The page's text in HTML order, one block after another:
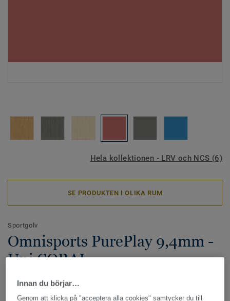
Hela kollektionen - LRV och NCS (6)
SE PRODUKTEN I OLIKA RUM
Sportgolv
Omnisports PurePlay 9,4mm -
Uni CORAL
Omnisports PurePlay är vårt punkelastiska sportgolv med
högst prestanda och kan möta högt ställda krav när det
Innan du börjar…
Genom att klicka på "acceptera alla cookies" samtycker du till